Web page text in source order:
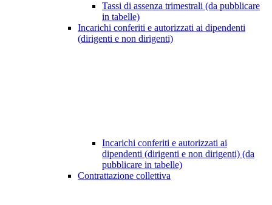
Tassi di assenza trimestrali (da pubblicare
in tabelle)
Incarichi conferiti e autorizzati ai dipendenti
(dirigenti e non dirigenti)
Incarichi conferiti e autorizzati ai
dipendenti (dirigenti e non dirigenti) (da
pubblicare in tabelle)
Contrattazione collettiva